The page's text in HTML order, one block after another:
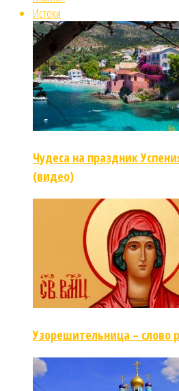
Истоки
Чудеса на праздник
(видео)
Узорешительница – слово